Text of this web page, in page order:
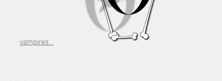
vampires…